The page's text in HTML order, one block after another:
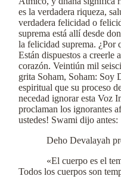
es la verdadera riqueza,
verdadera felicidad o
suprema está allí desde
la felicidad suprema. ¿Por
Están dispuestos a creerle
corazón. Veintiún mil
grita Soham, Soham: Soy
espiritual que su proceso
necedad ignorar esta Voz
proclaman los ignorantes
ustedes! Swami dijo antes:
Deho Devalayah
«El cuerpo es el
Todos los cuerpos son